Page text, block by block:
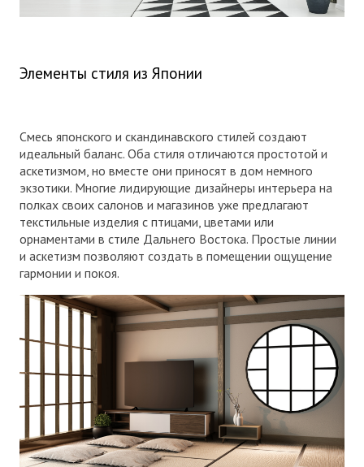
Элементы стиля из Японии
Смесь японского и скандинавского стилей создают
идеальный баланс. Оба стиля отличаются простотой и
аскетизмом, но вместе они приносят в дом немного
экзотики. Многие лидирующие дизайнеры интерьера на
полках своих салонов и магазинов уже предлагают
текстильные изделия с птицами, цветами или
орнаментами в стиле Дальнего Востока. Простые линии
и аскетизм позволяют создать в помещении ощущение
гармонии и покоя.